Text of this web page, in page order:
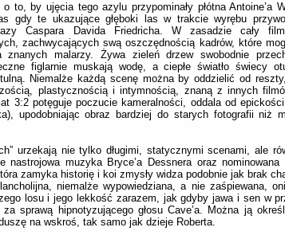
o to, by ujęcia tego azylu przypominały płótna Antoine’a
gdy te ukazujące głęboki las w trakcie wyrębu
Caspara Davida Friedricha. W zasadzie cały
zachwycających swą oszczędnością kadrów, które
znanych malarzy. Żywa zieleń drzew swobodnie
figlarnie muskają wodę, a ciepłe światło świecy
Niemalże każdą scenę można by oddzielić od
plastycznością i intymnością, znaną z innych
3:2 potęguje poczucie kameralności, oddala od
upodobniając obraz bardziej do starych fotografii niż
urzekają nie tylko długimi, statycznymi scenami, ale
nastrojowa muzyka Bryce’a Dessnera oraz
zamyka historię i koi zmysły widza podobnie jak brak
niemalże wypowiedziana, a nie zaśpiewana,
losu i jego lekkość zarazem, jak gdyby jawa i sen w
sprawą hipnotyzującego głosu Cave’a. Można ją
na wskroś, tak samo jak dzieje Roberta.